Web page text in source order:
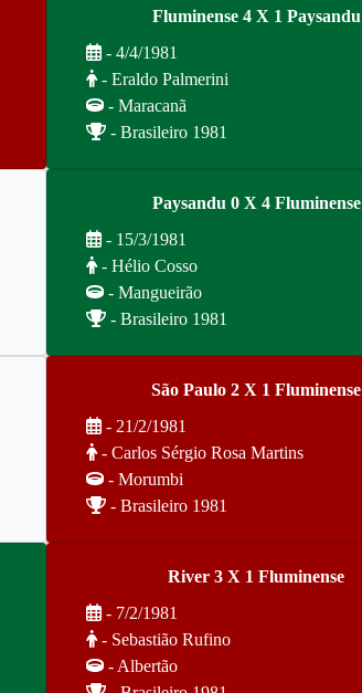
Fluminense 4 X 1 Paysandu
- 4/4/1981
- Eraldo Palmerini
- Maracanã
- Brasileiro 1981
Paysandu 0 X 4 Fluminense
- 15/3/1981
- Hélio Cosso
- Mangueirão
- Brasileiro 1981
São Paulo 2 X 1 Fluminense
- 21/2/1981
- Carlos Sérgio Rosa Martins
- Morumbi
- Brasileiro 1981
River 3 X 1 Fluminense
- 7/2/1981
- Sebastião Rufino
- Albertão